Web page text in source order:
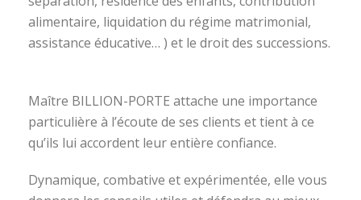
alimentaire, liquidation du régime matrimonial,
assistance éducative… ) et le droit des successions.
Maître BILLION-PORTE attache une importance
particulière à l’écoute de ses clients et tient à ce
qu’ils lui accordent leur entière confiance.
Dynamique, combative et expérimentée, elle vous